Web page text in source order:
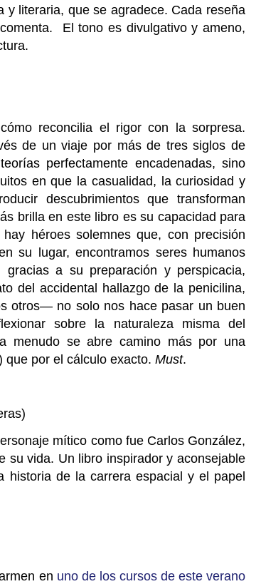
y literaria, que se agradece. Cada reseña
El tono es divulgativo y ameno,
reconcilia el rigor con la sorpresa.
de un viaje por más de tres siglos de
perfectamente encadenadas, sino
en que la casualidad, la curiosidad y
descubrimientos que transforman
brilla en este libro es su capacidad para
héroes solemnes que, con precisión
su lugar, encontramos seres humanos
a su preparación y perspicacia,
del accidental hallazgo de la penicilina,
otros— no solo nos hace pasar un buen
sobre la naturaleza misma del
menudo se abre camino más por una
que por el cálculo exacto. Must.
mítico como fue Carlos González,
su vida. Un libro inspirador y aconsejable
historia de la carrera espacial y el papel
en uno de los cursos de este verano